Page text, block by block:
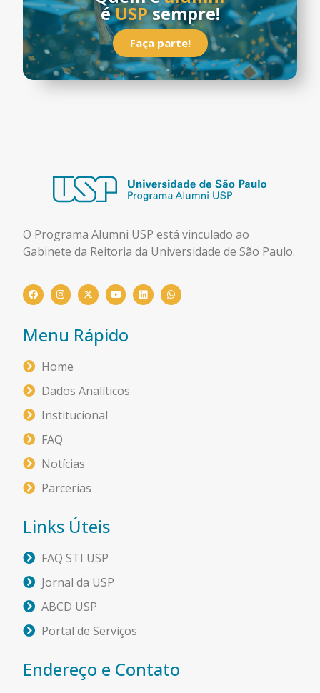
éUSPsempre!
Faça parte!
O Programa Alumni USP está vinculado ao
Gabinete da Reitoria da Universidade de São Paulo.
Menu Rápido
Home
Dados Analíticos
Institucional
FAQ
Notícias
Parcerias
Links Úteis
FAQ STI USP
Jornal da USP
ABCD USP
Portal de Serviços
Endereço e Contato